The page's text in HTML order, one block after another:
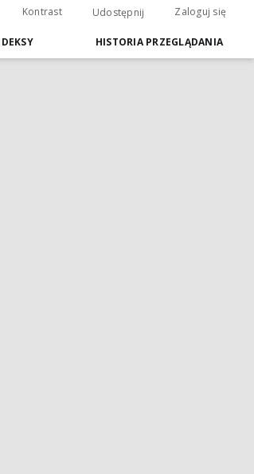
Kontrast Udostępnij Zaloguj się
HISTORIA PRZEGLĄDANIA